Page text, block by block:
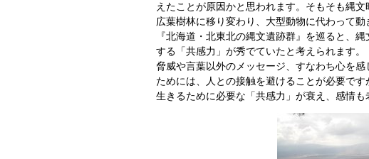
えたことが原因かと思われます。そもそも縄
広葉樹林に移り変わり、大型動物に代わって
『北海道・北東北の縄文遺跡群』を巡ると、
する「共感力」が秀でていたと考えられます
脅威や言葉以外のメッセージ、すなわち心を
ためには、人との接触を避けることが必要で
生きるために必要な「共感力」が衰え、感情も